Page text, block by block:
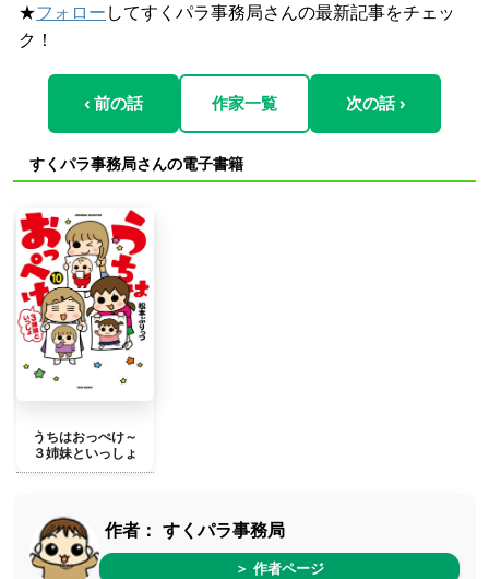
★フォロー してすくパラ事務局さんの最新記事をチェッ
ク！
‹ 前の話 作家一覧 次の話 ›
すくパラ事務局さんの電子書籍
うちはおっぺけ～
３姉妹といっしょ
作者： すくパラ事務局
＞ 作者ページ